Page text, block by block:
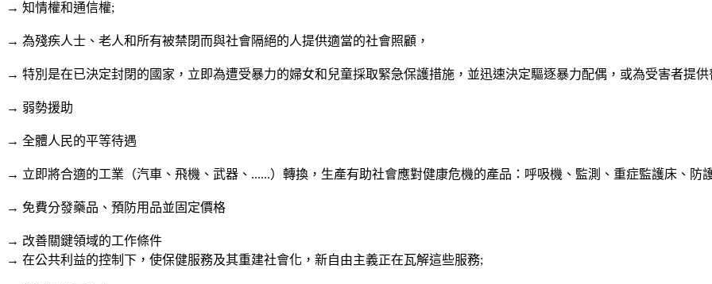
→ 知情權和通信權;
→ 為殘疾人士、老人和所有被禁閉而與社會隔絕的人提供適當的社會照顧，
→ 特別是在已決定封閉的國家，立即為遭受暴力的婦女和兒童採取緊急保護措施，並迅速決定驅逐暴力配偶，或為受害者提供
→ 弱勢援助
→ 全體人民的平等待遇
→ 立即將合適的工業（汽車、飛機、武器、 ......）轉換，生產有助社會應對健康危機的產品：呼吸機、監測、重症監護床、防
→ 免費分發藥品、預防用品並固定價格
→ 改善關鍵領域的工作條件
→ 在公共利益的控制下，使保健服務及其重建社會化，新自由主義正在瓦解這些服務;